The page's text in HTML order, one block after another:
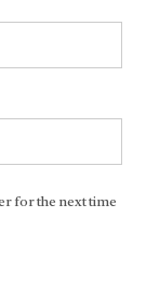
for the next time